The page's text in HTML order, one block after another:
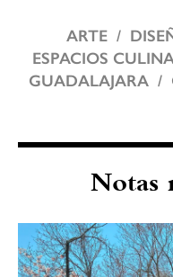
ARTE
ESPACIOS
GUADALAJARA
Notas